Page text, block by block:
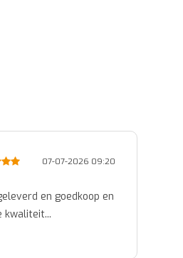
05-07-2026 11:08